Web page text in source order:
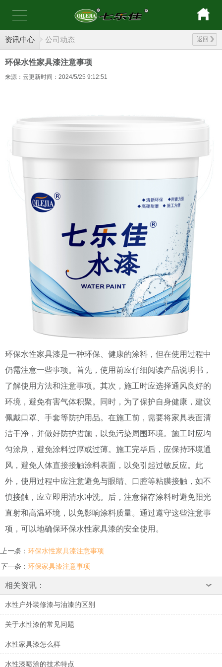
资讯中心 返回
公司动态
环保水性家具漆注意事项
来源：云更新时间：2024/5/25 9:12:51
环保水性家具漆是一种环保、健康的涂料，但在使用过程中
仍需注意一些事项。首先，使用前应仔细阅读产品说明书，
了解使用方法和注意事项。其次，施工时应选择通风良好的
环境，避免有害气体积聚。同时，为了保护自身健康，建议
佩戴口罩、手套等防护用品。在施工前，需要将家具表面清
洁干净，并做好防护措施，以免污染周围环境。施工时应均
匀涂刷，避免涂料过厚或过薄。施工完毕后，应保持环境通
风，避免人体直接接触涂料表面，以免引起过敏反应。此
外，使用过程中应注意避免与眼睛、口腔等粘膜接触，如不
慎接触，应立即用清水冲洗。后，注意储存涂料时避免阳光
直射和高温环境，以免影响涂料质量。通过遵守这些注意事
项，可以地确保环保水性家具漆的安全使用。
上一条： 环保水性家具漆注意事项
下一条： 环保家具漆注意事项
相关资讯：
水性户外装修漆与油漆的区别
关于水性漆的常见问题
水性家具漆怎么样
水性漆喷涂的技术特点